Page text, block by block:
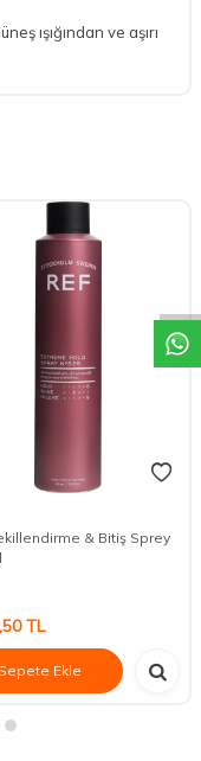
ışığından ve aşırı
& Bitiş Sprey
TL
Sepete Ekle